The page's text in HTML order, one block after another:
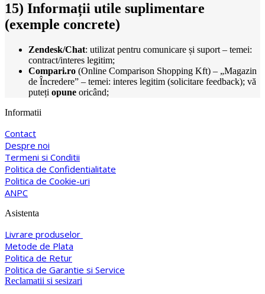
15) Informații utile suplimentare
(exemple concrete)
Zendesk/Chat: utilizat pentru comunicare și suport – temei:
contract/interes legitim;
Compari.ro (Online Comparison Shopping Kft) – „Magazin
de Încredere” – temei: interes legitim (solicitare feedback); vă
puteți opune oricând;
Informatii
Contact
Despre noi
Termeni si Conditii
Politica de Confidentialitate
Politica de Cookie-uri
ANPC
Asistenta
Livrare produselor
Metode de Plata
Politica de Retur
Politica de Garantie si Service
Reclamatii si sesizari